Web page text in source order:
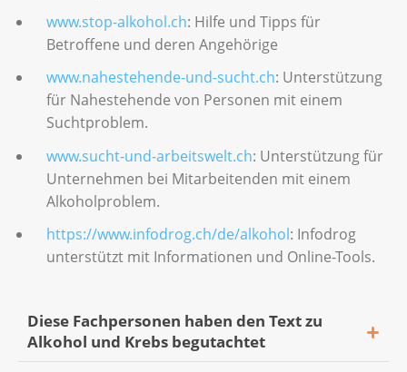
www.stop-alkohol.ch: Hilfe und Tipps für
Betroffene und deren Angehörige
www.nahestehende-und-sucht.ch: Unterstützung
für Nahestehende von Personen mit einem
Suchtproblem.
www.sucht-und-arbeitswelt.ch: Unterstützung für
Unternehmen bei Mitarbeitenden mit einem
Alkoholproblem.
https://www.infodrog.ch/de/alkohol: Infodrog
unterstützt mit Informationen und Online-Tools.
Diese Fachpersonen haben den Text zu
Alkohol und Krebs begutachtet